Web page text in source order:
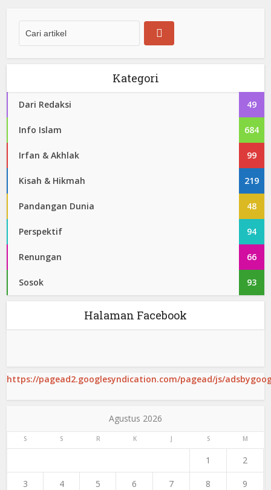
Kategori
Dari Redaksi 49
Info Islam 684
Irfan & Akhlak 99
Kisah & Hikmah 219
Pandangan Dunia 48
Perspektif 94
Renungan 66
Sosok 93
Halaman Facebook
https://pagead2.googlesyndication.com/pagead/js/
Agustus 2026
S S R K J S M
1 2
3 4 5 6 7 8 9